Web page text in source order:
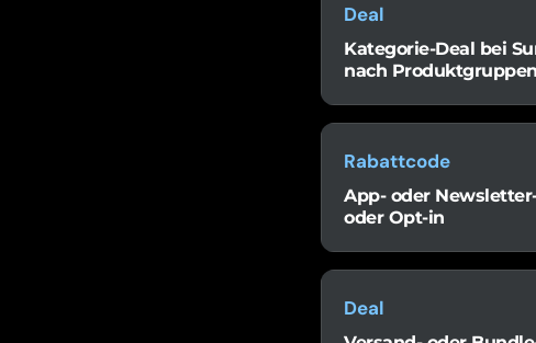
Deal
Kategorie-Deal bei
nach Produktgruppen
Rabattcode
App- oder
oder Opt-in
Deal